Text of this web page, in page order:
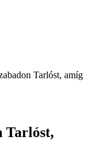
Tarlóst, amíg
Tarlóst,